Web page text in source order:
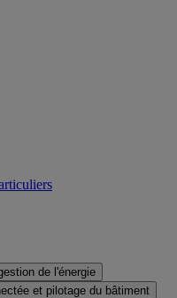
de l'énergie
et pilotage du bâtiment